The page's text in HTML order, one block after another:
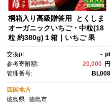
桐箱入り高級贈答用 とくしま
オーガニックいちご・中粒(18
粒 約380g)１箱｜いちご 果
間限定 人気 ギフト プレゼン
ト 贈答 ケーキ グルメ デザー
ト おやつ お菓子 送料無料【20
26年12月下旬から順次発送】
交換pt: - pt
参考寄附額:
20,000 円
管理番号:
BL008
四国地方
徳島県
徳島市